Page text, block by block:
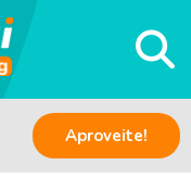
Aproveite!